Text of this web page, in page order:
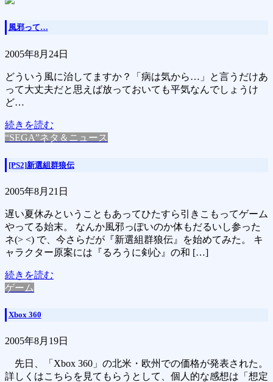
風邪って…
2005年8月24日
どういう風に治してますか？「病は気から…」と言うだけあ
って大丈夫だと思えば放っておいても平気なんでしょうけ
ど…
続きを読む
“SEGA”ネタ＆ニュース
[PS2]新選組群狼伝
2005年8月21日
遅い夏休みということもあってひたすら引きこもってゲーム
やってる始末。 なんか風邪っぽいのか体もだるいし参った
ネ(> <) で、今さらだが『新選組群狼伝』を始めてみた。 キ
ャラクター原案には『るろうに剣心』の和 […]
続きを読む
ゲーム
Xbox 360
2005年8月19日
先日、「Xbox 360」の北米・欧州での価格が発表された。
詳しくはこちらを見てもらうとして、個人的な感想は「想定